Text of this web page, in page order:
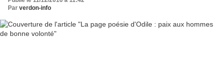
Par verdon-info